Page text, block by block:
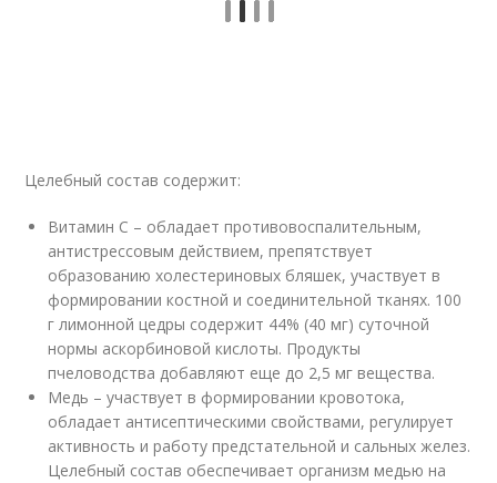
Целебный состав содержит:
Витамин C – обладает противовоспалительным,
антистрессовым действием, препятствует
образованию холестериновых бляшек, участвует в
формировании костной и соединительной тканях. 100
г лимонной цедры содержит 44% (40 мг) суточной
нормы аскорбиновой кислоты. Продукты
пчеловодства добавляют еще до 2,5 мг вещества.
Медь – участвует в формировании кровотока,
обладает антисептическими свойствами, регулирует
активность и работу предстательной и сальных желез.
Целебный состав обеспечивает организм медью на